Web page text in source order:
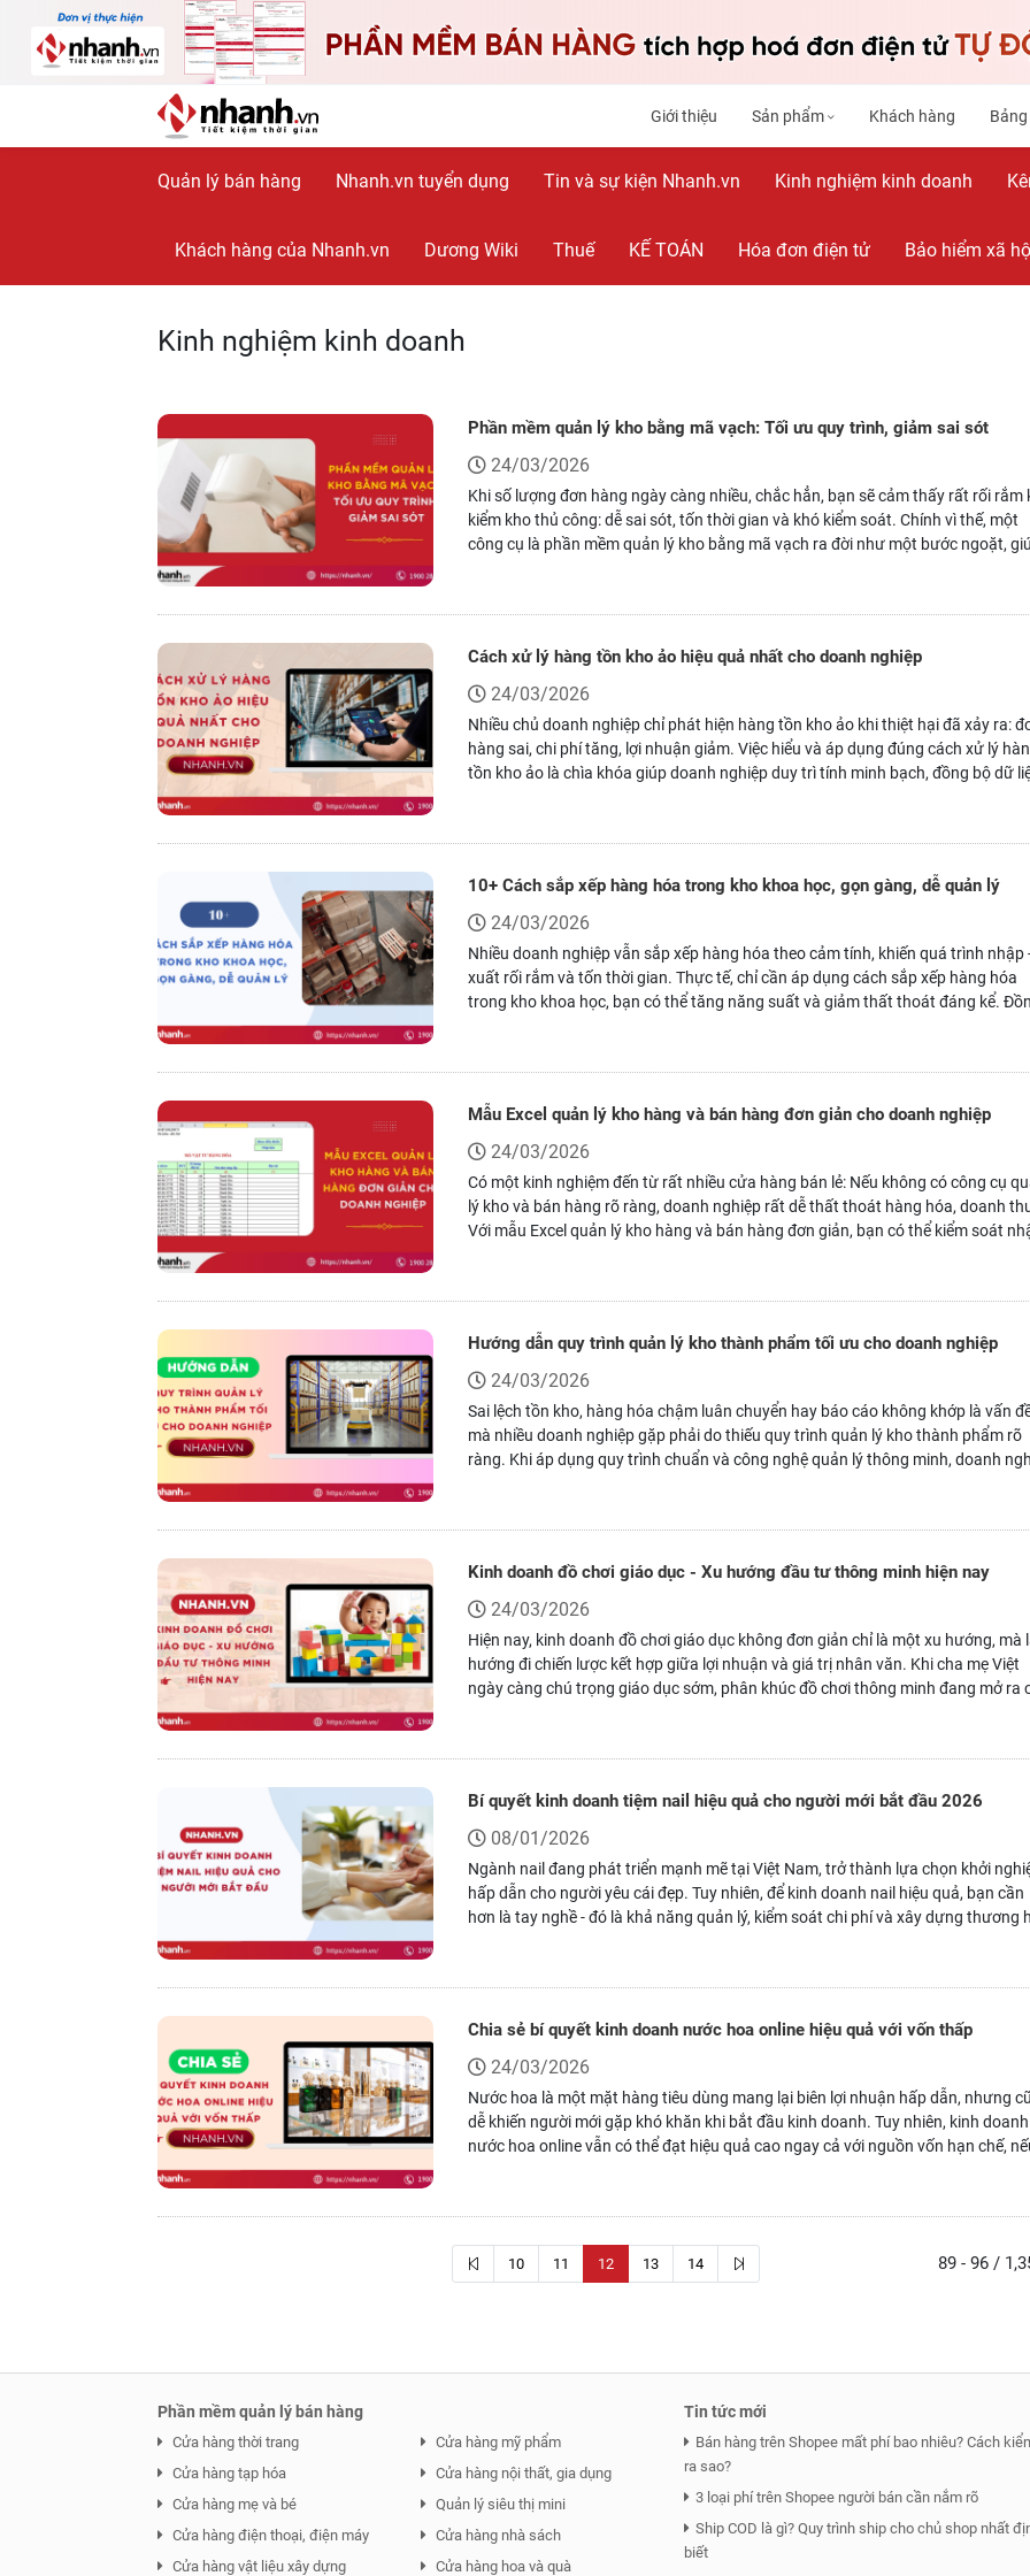
Giới thiệu Sản phẩm Khách hàng
Quản lý bán hàng Nhanh.vn tuyển dụng Tin và sự kiện Nhanh.vn Kinh nghiệm kinh doanh
Khách hàng của Nhanh.vn Dương Wiki Thuế KẾ TOÁN Hóa đơn điện tử Bảo hiểm xã
Kinh nghiệm kinh doanh
Phần mềm quản lý kho bằng mã vạch: Tối ưu quy trình, giảm sai sót
24/03/2026
Khi số lượng đơn hàng ngày càng nhiều, chắc hẳn, bạn sẽ cảm thấy rất rối rắm
kiểm kho thủ công: dễ sai sót, tốn thời gian và khó kiểm soát. Chính vì thế, một
công cụ là phần mềm quản lý kho bằng mã vạch ra đời như một bước ngoặt,
Cách xử lý hàng tồn kho ảo hiệu quả nhất cho doanh nghiệp
24/03/2026
Nhiều chủ doanh nghiệp chỉ phát hiện hàng tồn kho ảo khi thiệt hại đã xảy ra:
hàng sai, chi phí tăng, lợi nhuận giảm. Việc hiểu và áp dụng đúng cách xử lý
tồn kho ảo là chìa khóa giúp doanh nghiệp duy trì tính minh bạch, đồng bộ dữ
10+ Cách sắp xếp hàng hóa trong kho khoa học, gọn gàng, dễ quản lý
24/03/2026
Nhiều doanh nghiệp vẫn sắp xếp hàng hóa theo cảm tính, khiến quá trình nhập
xuất rối rắm và tốn thời gian. Thực tế, chỉ cần áp dụng cách sắp xếp hàng hóa
trong kho khoa học, bạn có thể tăng năng suất và giảm thất thoát đáng kể.
hơn.
Mẫu Excel quản lý kho hàng và bán hàng đơn giản cho doanh nghiệp
24/03/2026
Có một kinh nghiệm đến từ rất nhiều cửa hàng bán lẻ: Nếu không có công cụ
lý kho và bán hàng rõ ràng, doanh nghiệp rất dễ thất thoát hàng hóa, doanh
Với mẫu Excel quản lý kho hàng và bán hàng đơn giản, bạn có thể kiểm soát
Hướng dẫn quy trình quản lý kho thành phẩm tối ưu cho doanh nghiệp
24/03/2026
Sai lệch tồn kho, hàng hóa chậm luân chuyển hay báo cáo không khớp là vấn
mà nhiều doanh nghiệp gặp phải do thiếu quy trình quản lý kho thành phẩm rõ
ràng. Khi áp dụng quy trình chuẩn và công nghệ quản lý thông minh, doanh
Kinh doanh đồ chơi giáo dục - Xu hướng đầu tư thông minh hiện nay
24/03/2026
Hiện nay, kinh doanh đồ chơi giáo dục không đơn giản chỉ là một xu hướng, mà
hướng đi chiến lược kết hợp giữa lợi nhuận và giá trị nhân văn. Khi cha mẹ Việt
ngày càng chú trọng giáo dục sớm, phân khúc đồ chơi thông minh đang mở ra
Bí quyết kinh doanh tiệm nail hiệu quả cho người mới bắt đầu 2026
08/01/2026
Ngành nail đang phát triển mạnh mẽ tại Việt Nam, trở thành lựa chọn khởi
hấp dẫn cho người yêu cái đẹp. Tuy nhiên, để kinh doanh nail hiệu quả, bạn cần
hơn là tay nghề - đó là khả năng quản lý, kiểm soát chi phí và xây dựng thương
Chia sẻ bí quyết kinh doanh nước hoa online hiệu quả với vốn thấp
24/03/2026
Nước hoa là một mặt hàng tiêu dùng mang lại biên lợi nhuận hấp dẫn, nhưng
dễ khiến người mới gặp khó khăn khi bắt đầu kinh doanh. Tuy nhiên, kinh doanh
nước hoa online vẫn có thể đạt hiệu quả cao ngay cả với nguồn vốn hạn chế,
89 - 96 /
10 11 12 13 14
Phần mềm quản lý bán hàng
Cửa hàng thời trang
Cửa hàng tạp hóa
Cửa hàng mẹ và bé
Cửa hàng điện thoại, điện máy
Cửa hàng vật liệu xây dựng
Cửa hàng mỹ phẩm
Cửa hàng nội thất, gia dụng
Quản lý siêu thị mini
Cửa hàng nhà sách
Cửa hàng hoa và quà
Tin tức mới
Bán hàng trên Shopee mất phí bao nhiêu? Cách
ra sao?
3 loại phí trên Shopee người bán cần nắm rõ
Ship COD là gì? Quy trình ship cho chủ shop nhất
biết